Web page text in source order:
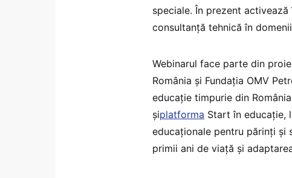
speciale. În prezent
consultanță tehnică în
Webinarul face parte din
România și Fundația OMV
educație timpurie din
șiplatforma Start în educație,
educaționale pentru părinți și
primii ani de viață și